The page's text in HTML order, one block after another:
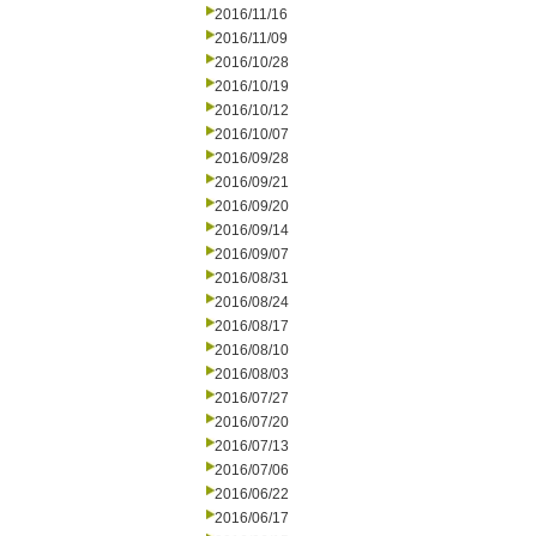
2016/11/16
2016/11/09
2016/10/28
2016/10/19
2016/10/12
2016/10/07
2016/09/28
2016/09/21
2016/09/20
2016/09/14
2016/09/07
2016/08/31
2016/08/24
2016/08/17
2016/08/10
2016/08/03
2016/07/27
2016/07/20
2016/07/13
2016/07/06
2016/06/22
2016/06/17